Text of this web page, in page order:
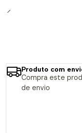
Produto com
Compra este
de envio